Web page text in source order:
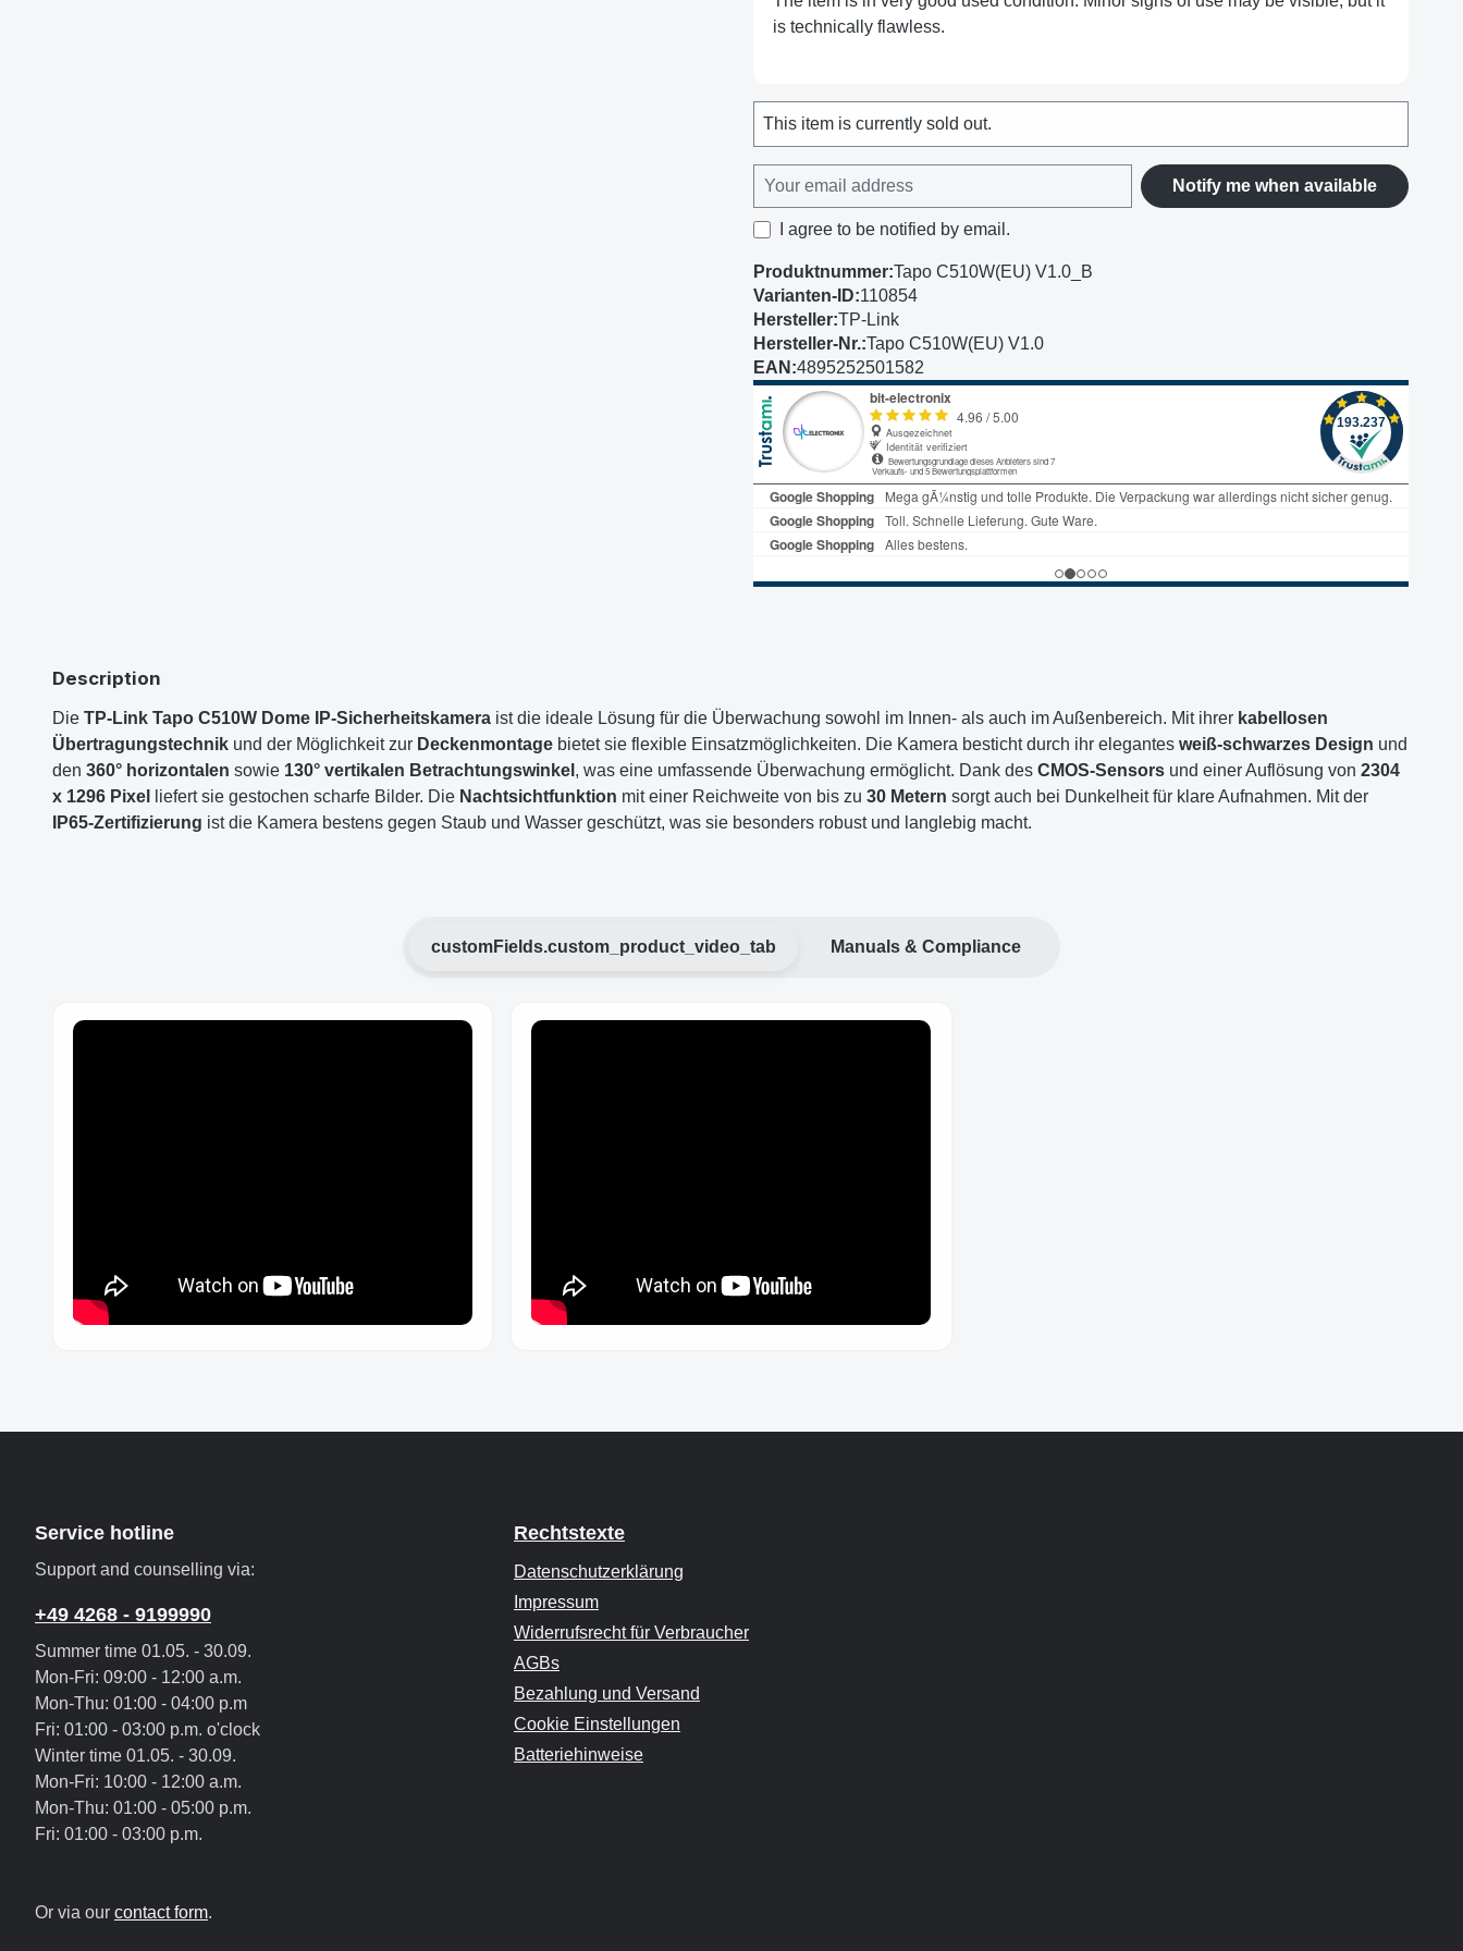
is technically flawless.
This item is currently sold out.
Notify me when available
I agree to be notified by email.
Produktnummer:Tapo C510W(EU) V1.0_B
Varianten-ID:110854
Hersteller:TP-Link
Hersteller-Nr.:Tapo C510W(EU) V1.0
EAN:4895252501582
Description
Die TP-Link Tapo C510W Dome IP-Sicherheitskamera ist die ideale Lösung für die Überwachung sowohl im Innen- als auch im Außenbereich. Mit ihrer kabellosen
Übertragungstechnik und der Möglichkeit zur Deckenmontage bietet sie flexible Einsatzmöglichkeiten. Die Kamera besticht durch ihr elegantes weiß-schwarzes Design und
den 360° horizontalen sowie 130° vertikalen Betrachtungswinkel , was eine umfassende Überwachung ermöglicht. Dank des CMOS-Sensors und einer Auflösung von 2304
x 1296 Pixel
liefert sie gestochen scharfe Bilder. Die Nachtsichtfunktion mit einer Reichweite von bis zu 30 Metern sorgt auch bei Dunkelheit für klare Aufnahmen. Mit der
IP65-Zertifizierung ist die Kamera bestens gegen Staub und Wasser geschützt, was sie besonders robust und langlebig macht.
customFields.custom_product_video_tab Manuals & Compliance
Service hotline
Support and counselling via:
+49 4268 - 9199990
Summer time 01.05. - 30.09.
Mon-Fri: 09:00 - 12:00 a.m.
Mon-Thu: 01:00 - 04:00 p.m
Fri: 01:00 - 03:00 p.m. o'clock
Winter time 01.05. - 30.09.
Mon-Fri: 10:00 - 12:00 a.m.
Mon-Thu: 01:00 - 05:00 p.m.
Fri: 01:00 - 03:00 p.m.
Or via our contact form.
Rechtstexte
Datenschutzerklärung
Impressum
Widerrufsrecht für Verbraucher
AGBs
Bezahlung und Versand
Cookie Einstellungen
Batteriehinweise